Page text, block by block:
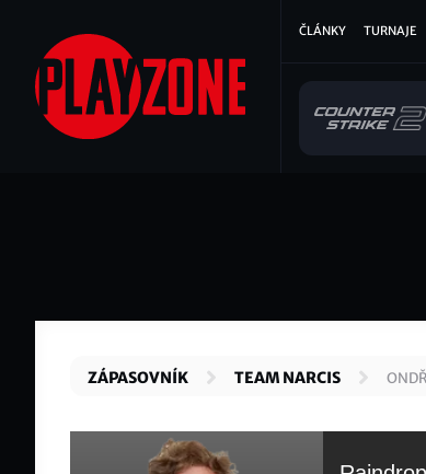
hlavnímu
obsahu
Hlavní
ČLÁNKY TURNAJE
ZÁPASOVNÍK TEAM NARCIS